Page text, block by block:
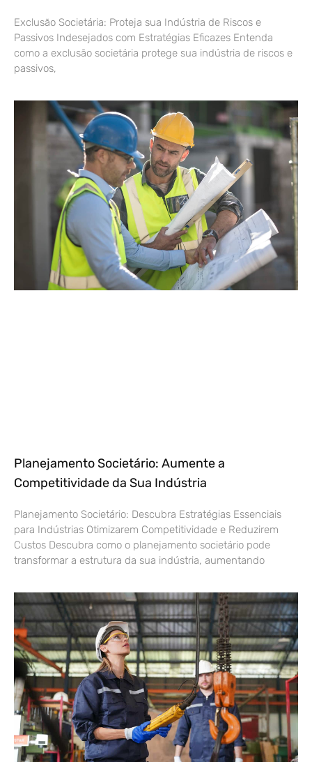
Exclusão Societária: Proteja sua Indústria de Riscos e
Passivos Indesejados com Estratégias Eficazes Entenda
como a exclusão societária protege sua indústria de riscos e
passivos,
Planejamento Societário: Aumente a
Competitividade da Sua Indústria
Planejamento Societário: Descubra Estratégias Essenciais
para Indústrias Otimizarem Competitividade e Reduzirem
Custos Descubra como o planejamento societário pode
transformar a estrutura da sua indústria, aumentando